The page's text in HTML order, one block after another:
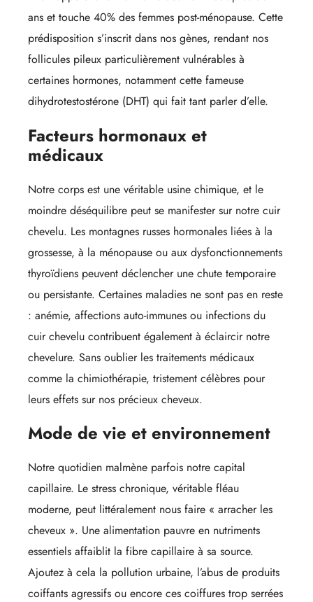
ans et touche 40% des femmes post-ménopause. Cette
prédisposition s’inscrit dans nos gènes, rendant nos
follicules pileux particulièrement vulnérables à
certaines hormones, notamment cette fameuse
dihydrotestostérone (DHT) qui fait tant parler d’elle.
Facteurs hormonaux et
médicaux
Notre corps est une véritable usine chimique, et le
moindre déséquilibre peut se manifester sur notre cuir
chevelu. Les montagnes russes hormonales liées à la
grossesse, à la ménopause ou aux dysfonctionnements
thyroïdiens peuvent déclencher une chute temporaire
ou persistante. Certaines maladies ne sont pas en reste
: anémie, affections auto-immunes ou infections du
cuir chevelu contribuent également à éclaircir notre
chevelure. Sans oublier les traitements médicaux
comme la chimiothérapie, tristement célèbres pour
leurs effets sur nos précieux cheveux.
Mode de vie et environnement
Notre quotidien malmène parfois notre capital
capillaire. Le stress chronique, véritable fléau
moderne, peut littéralement nous faire « arracher les
cheveux ». Une alimentation pauvre en nutriments
essentiels affaiblit la fibre capillaire à sa source.
Ajoutez à cela la pollution urbaine, l’abus de produits
coiffants agressifs ou encore ces coiffures trop serrées